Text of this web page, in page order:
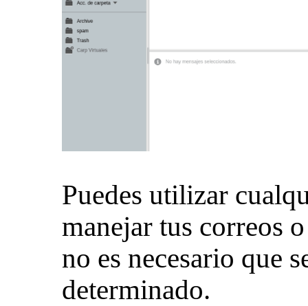
Puedes utilizar
manejar tus correos
no es necesario que
determinado.